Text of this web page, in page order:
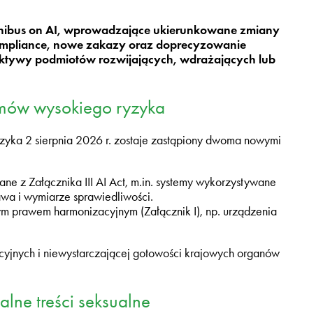
on AI, wprowadzające ukierunkowane zmiany
nowe zakazy oraz doprecyzowanie
podmiotów rozwijających, wdrażających lub
wysokiego ryzyka
2 sierpnia 2026 r. zostaje zastąpiony dwoma nowymi
z Załącznika III AI Act, m.in. systemy wykorzystywane
i wymiarze sprawiedliwości.
prawem harmonizacyjnym (Załącznik I), np. urządzenia
i niewystarczającej gotowości krajowych organów
treści seksualne